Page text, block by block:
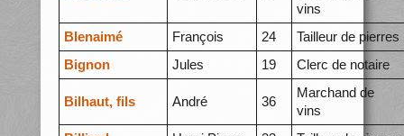
vins
BIenaimé
François 24
Tailleur de pierres
Bignon
Jules 19 Clerc de notaire
Bilhaut, fils André 36
Marchand de
vins